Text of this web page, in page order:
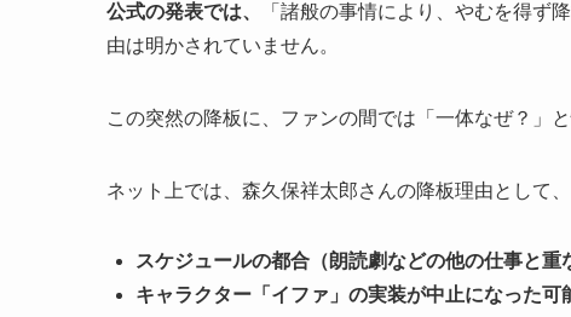
公式の発表では、
「諸般の事情により、やむを得ず
由は明かされていません。
この突然の降板に、ファンの間では「一体なぜ？」と
ネット上では、森久保祥太郎さんの降板理由として
スケジュールの都合（朗読劇などの他の仕事と重
キャラクター「イファ」の実装が中止になった可